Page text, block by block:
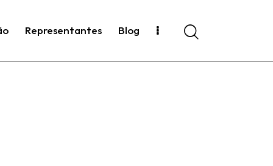
Representantes Blog Search